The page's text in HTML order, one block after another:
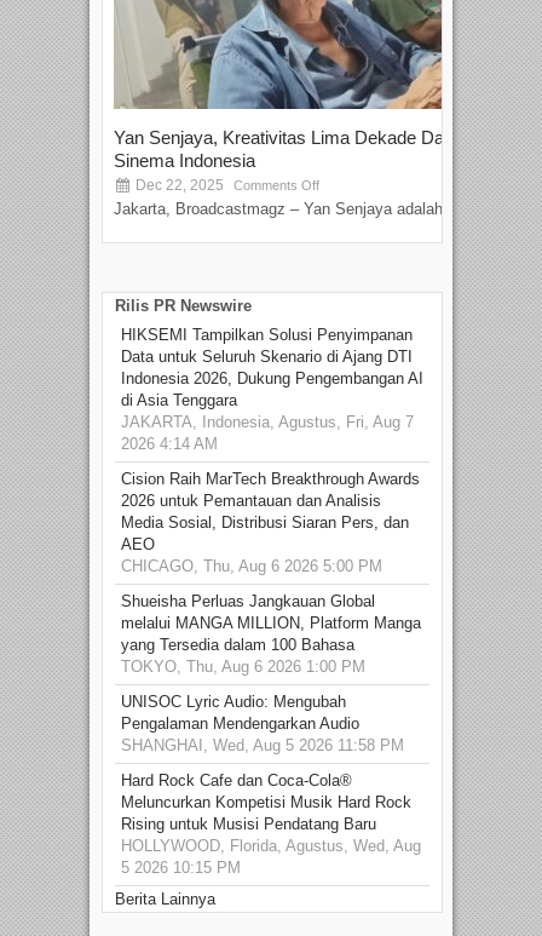
Yan Senjaya, Kreativitas Lima Dekade Dalam
Sinema Indonesia
Dec 22, 2025 Comments Off
Jakarta, Broadcastmagz – Yan Senjaya adalah...
Rilis PR Newswire
HIKSEMI Tampilkan Solusi Penyimpanan
Data untuk Seluruh Skenario di Ajang DTI
Indonesia 2026, Dukung Pengembangan AI
di Asia Tenggara
JAKARTA, Indonesia, Agustus, Fri, Aug 7
2026 4:14 AM
Cision Raih MarTech Breakthrough Awards
2026 untuk Pemantauan dan Analisis
Media Sosial, Distribusi Siaran Pers, dan
AEO
CHICAGO, Thu, Aug 6 2026 5:00 PM
Shueisha Perluas Jangkauan Global
melalui MANGA MILLION, Platform Manga
yang Tersedia dalam 100 Bahasa
TOKYO, Thu, Aug 6 2026 1:00 PM
UNISOC Lyric Audio: Mengubah
Pengalaman Mendengarkan Audio
SHANGHAI, Wed, Aug 5 2026 11:58 PM
Hard Rock Cafe dan Coca-Cola®
Meluncurkan Kompetisi Musik Hard Rock
Rising untuk Musisi Pendatang Baru
HOLLYWOOD, Florida, Agustus, Wed, Aug
5 2026 10:15 PM
Berita Lainnya